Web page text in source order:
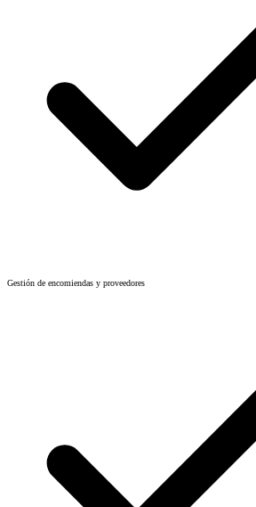
Gestión de encomiendas y proveedores